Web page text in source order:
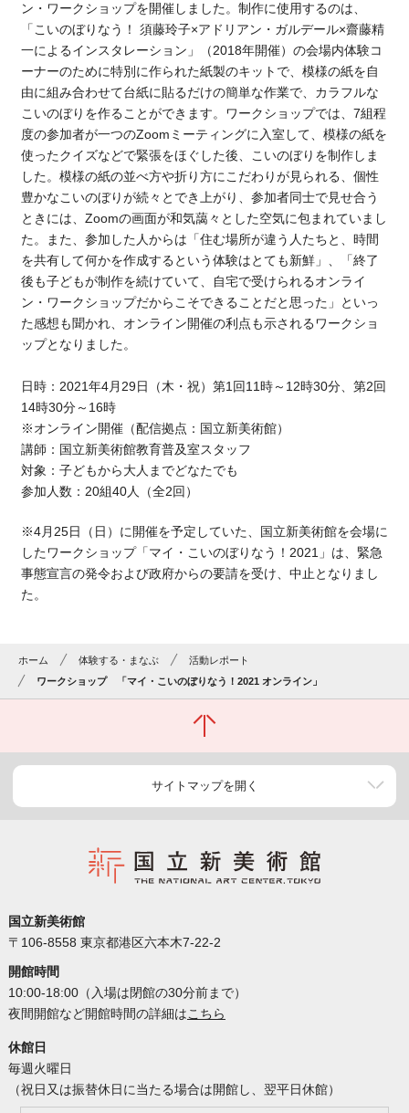
ン・ワークショップを開催しました。制作に使用するのは、
「こいのぼりなう！ 須藤玲子×アドリアン・ガルデール×齋藤精
一によるインスタレーション」（2018年開催）の会場内体験コ
ーナーのために特別に作られた紙製のキットで、模様の紙を自
由に組み合わせて台紙に貼るだけの簡単な作業で、カラフルな
こいのぼりを作ることができます。ワークショップでは、7組程
度の参加者が一つのZoomミーティングに入室して、模様の紙を
使ったクイズなどで緊張をほぐした後、こいのぼりを制作しま
した。模様の紙の並べ方や折り方にこだわりが見られる、個性
豊かなこいのぼりが続々とでき上がり、参加者同士で見せ合う
ときには、Zoomの画面が和気藹々とした空気に包まれていまし
た。また、参加した人からは「住む場所が違う人たちと、時間
を共有して何かを作成するという体験はとても新鮮」、「終了
後も子どもが制作を続けていて、自宅で受けられるオンライ
ン・ワークショップだからこそできることだと思った」といっ
た感想も聞かれ、オンライン開催の利点も示されるワークショ
ップとなりました。
日時：2021年4月29日（木・祝）第1回11時～12時30分、第2回
14時30分～16時
※オンライン開催（配信拠点：国立新美術館）
講師：国立新美術館教育普及室スタッフ
対象：子どもから大人までどなたでも
参加人数：20組40人（全2回）
※4月25日（日）に開催を予定していた、国立新美術館を会場に
したワークショップ「マイ・こいのぼりなう！2021」は、緊急
事態宣言の発令および政府からの要請を受け、中止となりまし
た。
ホーム 体験する・まなぶ
活動レポート
ワークショップ 「マイ・こいのぼりなう！2021 オンライン」
サイトマップを開く
国立新美術館
〒106-8558 東京都港区六本木7-22-2
開館時間
10:00-18:00（入場は閉館の30分前まで）
夜間開館など開館時間の詳細はこちら
休館日
毎週火曜日
（祝日又は振替休日に当たる場合は開館し、翌平日休館）